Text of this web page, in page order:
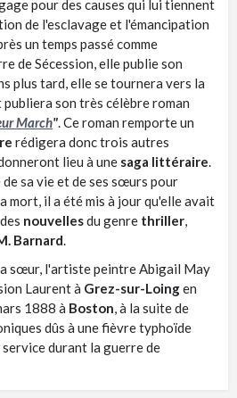
pour des causes qui lui tiennent
de l'esclavage et l'émancipation
un temps passé comme
de Sécession, elle publie son
plus tard, elle se tournera vers la
publiera son très célèbre roman
March" . Ce roman remporte un
rédigera donc trois autres
lieu à une saga littéraire
de sa vie et de ses sœurs pour
mort, il a été mis à jour qu'elle avait
nouvellesdu genre thriller
Barnard
sœur, l'artiste peintre Abigail May
Laurent à Grez-sur-Loingen
1888 à Boston , à la suite de
dûs à une fièvre typhoïde
durant la guerre de